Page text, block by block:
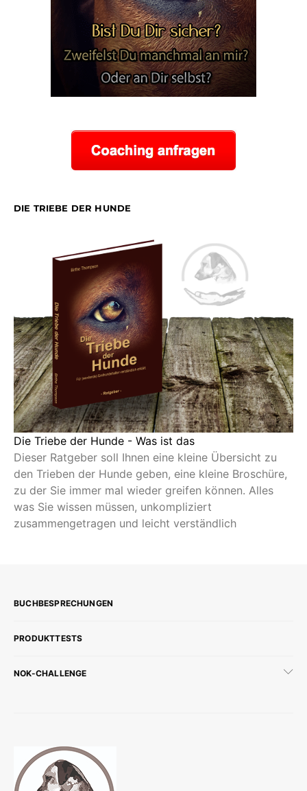
DIE TRIEBE DER HUNDE
Die Triebe der Hunde - Was ist das
Dieser Ratgeber soll Ihnen eine kleine Übersicht zu
den Trieben der Hunde geben, eine kleine Broschüre,
zu der Sie immer mal wieder greifen können. Alles
was Sie wissen müssen, unkompliziert
zusammengetragen und leicht verständlich
BUCHBESPRECHUNGEN
PRODUKTTESTS
NOK-CHALLENGE